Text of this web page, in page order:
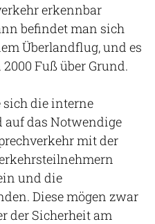
erkennbar
befindet man sich
Überlandflug, und es
Fuß über Grund.
sich die interne
das Notwendige
mit der
und die
Diese mögen zwar
der Sicherheit am